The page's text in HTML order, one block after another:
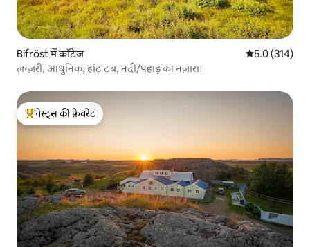
Bifröst में कॉटेज औसत रेटिंग 5 में
5.0 (314)
लग्ज़री, आधुनिक, हॉट टब, नदी/पहाड़ का नज़ारा।
गेस्ट्स का टॉप फ़ेवरेट
गेस्ट्स की फ़ेवरेट